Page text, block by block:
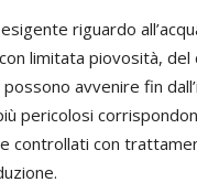
riguardo
limitata piovosità,
avvenire fin
pericolosi
controllati con